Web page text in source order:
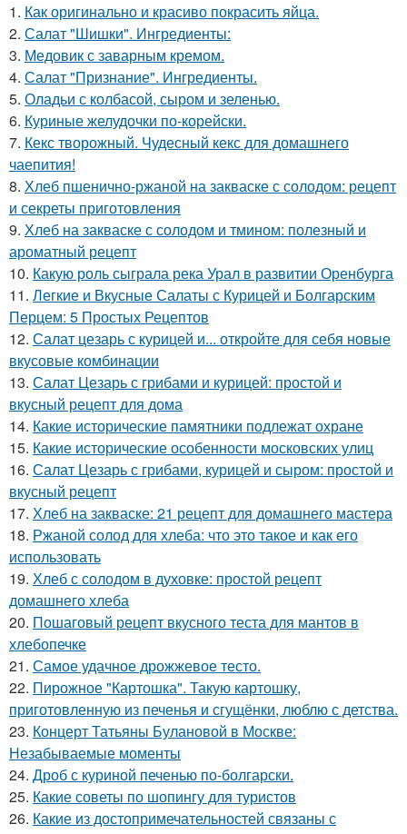
1. Как оригинально и красиво покрасить яйца.
2. Салат "Шишки". Ингредиенты:
3. Медовик с заварным кремом.
4. Салат "Признание". Ингредиенты.
5. Оладьи с колбасой, сыром и зеленью.
6. Куриные желудочки по-корейски.
7. Кекс творожный. Чудесный кекс для домашнего
чаепития!
8. Хлеб пшенично-ржаной на закваске с солодом: рецепт
и секреты приготовления
9. Хлеб на закваске с солодом и тмином: полезный и
ароматный рецепт
10. Какую роль сыграла река Урал в развитии Оренбурга
11. Легкие и Вкусные Салаты с Курицей и Болгарским
Перцем: 5 Простых Рецептов
12. Салат цезарь с курицей и... откройте для себя новые
вкусовые комбинации
13. Салат Цезарь с грибами и курицей: простой и
вкусный рецепт для дома
14. Какие исторические памятники подлежат охране
15. Какие исторические особенности московских улиц
16. Салат Цезарь с грибами, курицей и сыром: простой и
вкусный рецепт
17. Хлеб на закваске: 21 рецепт для домашнего мастера
18. Ржаной солод для хлеба: что это такое и как его
использовать
19. Хлеб с солодом в духовке: простой рецепт
домашнего хлеба
20. Пошаговый рецепт вкусного теста для мантов в
хлебопечке
21. Самое удачное дрожжевое тесто.
22. Пирожное "Картошка". Такую картошку,
приготовленную из печенья и сгущёнки, люблю с детства.
23. Концерт Татьяны Булановой в Москве:
Незабываемые моменты
24. Дроб с куриной печенью по-болгарски.
25. Какие советы по шопингу для туристов
26. Какие из достопримечательностей связаны с